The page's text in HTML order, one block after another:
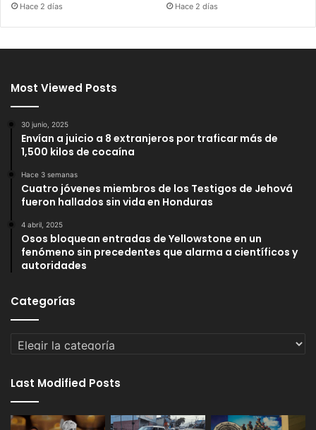
Hace 2 días Hace 2 días
Most Viewed Posts
30 junio, 2025
Envían a juicio a 8 extranjeros por traficar más de
1,500 kilos de cocaína
Hace 3 semanas
Cuatro jóvenes miembros de los Testigos de Jehová
fueron hallados sin vida en Honduras
4 abril, 2025
Osos bloquean entradas de Yellowstone en un
fenómeno sin precedentes que alarma a científicos y
autoridades
Categorías
Categorías
Last Modified Posts